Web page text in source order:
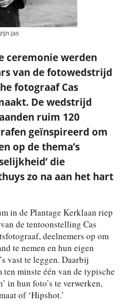
jas
ceremonie werden
van de fotowedstrijd
fotograaf Cas
De wedstrijd
ruim 120
geïnspireerd om
op de thema’s
die
zo na aan het hart
in de Plantage Kerklaan riep
de tentoonstelling Cas
deelnemers op om
te nemen en hun eigen
vast te leggen. Daarbij
ten minste één van de typische
in hun foto’s te verwerken,
of ‘Hipshot.’